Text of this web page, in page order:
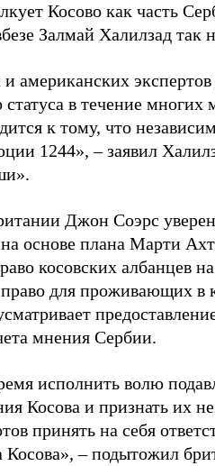
Косово как часть
Залмай Халилзад так
американских экспертов
статуса в течение
к тому, что
1244», – заявил
Джон Соэрс
на основе плана Марти
косовских албанцев
для проживающих в
мнения Сербии.
исполнить волю
Косова и признать их
принять на себя
Косова», – подытожил